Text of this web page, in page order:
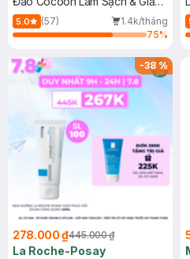
Dầu 500ml
5.0 (57)
1.4k/tháng
75%
-38%
278.000 ₫445.000 ₫
La Roche-Posay